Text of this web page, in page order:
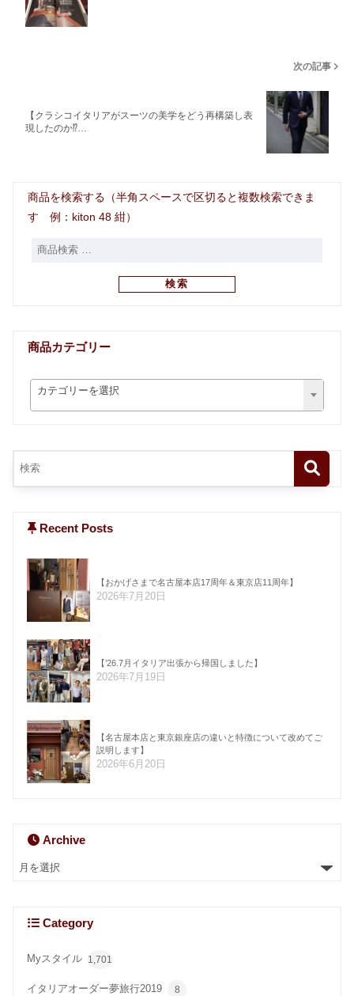
次の記事
【クラシコイタリアがスーツの美学をどう再構築し表
現したのか⁉︎…
商品を検索する（半角スペースで区切ると複数検索できま
す 例：kiton 48 紺）
検索
商品カテゴリー
カテゴリーを選択
Recent Posts
【おかげさまで名古屋本店17周年＆東京店11周年】
2026年7月20日
【’26.7月イタリア出張から帰国しました】
2026年7月19日
【名古屋本店と東京銀座店の違いと特徴について改めてご
説明します】
2026年6月20日
Archive
Category
Myスタイル 1,701
イタリアオーダー夢旅行2019 8